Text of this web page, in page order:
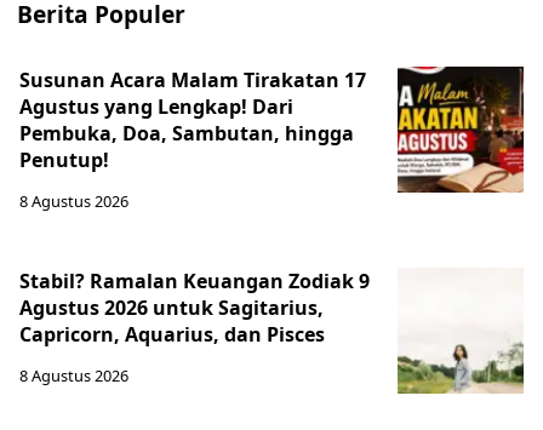
Berita Populer
Susunan Acara Malam Tirakatan 17
Agustus yang Lengkap! Dari
Pembuka, Doa, Sambutan, hingga
Penutup!
8 Agustus 2026
Stabil? Ramalan Keuangan Zodiak 9
Agustus 2026 untuk Sagitarius,
Capricorn, Aquarius, dan Pisces
8 Agustus 2026